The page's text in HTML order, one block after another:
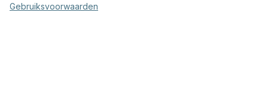
Gebruiksvoorwaarden